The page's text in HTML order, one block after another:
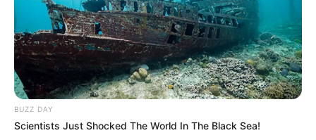
BUZZ DAY
Scientists Just Shocked The World In The Black Sea!